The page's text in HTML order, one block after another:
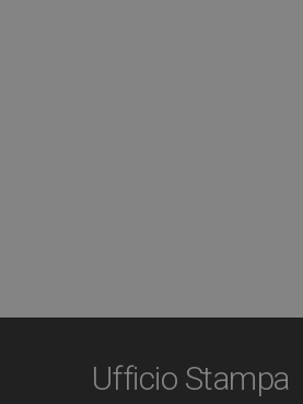
Ufficio Stampa